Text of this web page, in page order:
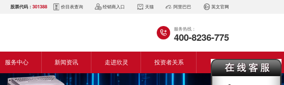
价目表查询 经销商入口 天猫 阿里巴巴 英文官网
股票代码：301388
服务热线：
400-8236-775
服务中心 新闻资讯 走进欣灵 投资者关系